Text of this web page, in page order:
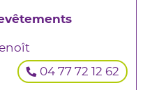
04 77 72 12 62